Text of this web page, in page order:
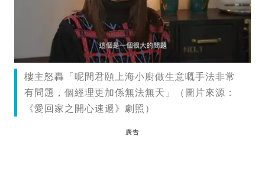
樓主怒轟「呢間君頤上海小廚做生意嘅手法非常
有問題，個經理更加係無法無天」（圖片來源：
《愛回家之開心速遞》劇照）
廣告